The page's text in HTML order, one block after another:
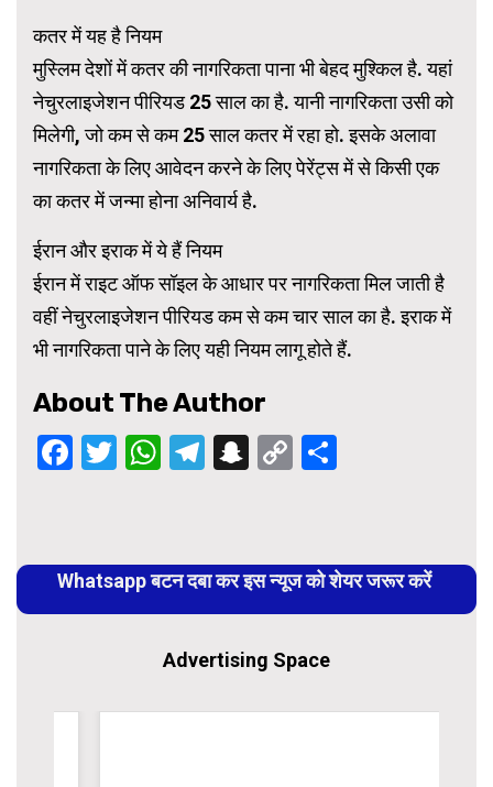
कतर में यह है नियम
मुस्लिम देशों में कतर की नागरिकता पाना भी बेहद मुश्किल है. यहां
नेचुरलाइजेशन पीरियड 25 साल का है. यानी नागरिकता उसी को
मिलेगी, जो कम से कम 25 साल कतर में रहा हो. इसके अलावा
नागरिकता के लिए आवेदन करने के लिए पेरेंट्स में से किसी एक
का कतर में जन्मा होना अनिवार्य है.
ईरान और इराक में ये हैं नियम
ईरान में राइट ऑफ सॉइल के आधार पर नागरिकता मिल जाती है
वहीं नेचुरलाइजेशन पीरियड कम से कम चार साल का है. इराक में
भी नागरिकता पाने के लिए यही नियम लागू होते हैं.
About The Author
Facebook
Twitter
WhatsApp
Telegram
Snapchat
Copy
Reading
Whatsapp बटन दबा कर इस न्यूज को शेयर जरूर करें
Advertising Space